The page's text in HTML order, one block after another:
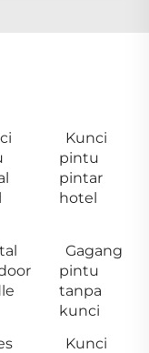
Kunci
pintu
pintar
hotel
Gagang
pintu
tanpa
kunci
Kunci